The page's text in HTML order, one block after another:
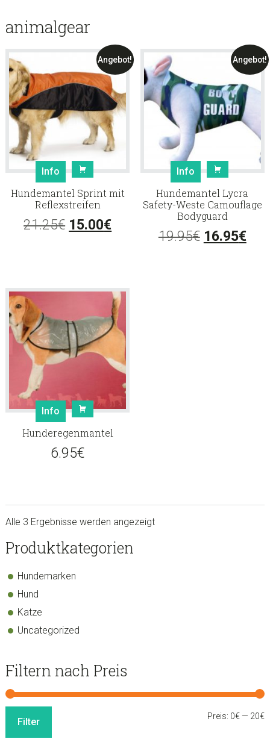
animalgear
Angebot!
Info
Hundemantel Sprint mit
Reflexstreifen
21.25€ Ursprünglicher
21.25€
15.00€Aktueller
15.00€.
Angebot!
Info
Hundemantel Lycra
Safety-Weste Camouflage
Bodyguard
19.95€ 16.95€
Info
Hunderegenmantel
6.95€
Alle 3 Ergebnisse werden angezeigt
sidebar
Store
Produktkategorien
Hundemarken
Hund
Katze
Uncategorized
Filtern nach Preis
Filter Preis: 0€— 20€